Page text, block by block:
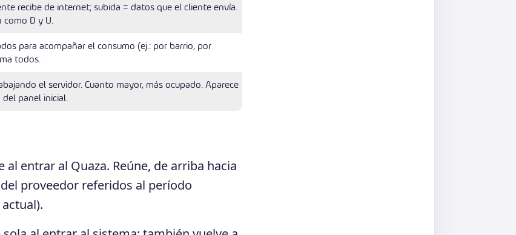
recibe de internet; subida = datos que el cliente envía.
como D y U.
para acompañar el consumo (ej.: por barrio, por
todos.
el servidor. Cuanto mayor, más ocupado. Aparece
del panel inicial.
entrar al Quaza. Reúne, de arriba hacia
proveedor referidos al período